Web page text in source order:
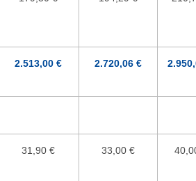
2.513,00 € 2.720,06 €
31,90 € 33,00 €